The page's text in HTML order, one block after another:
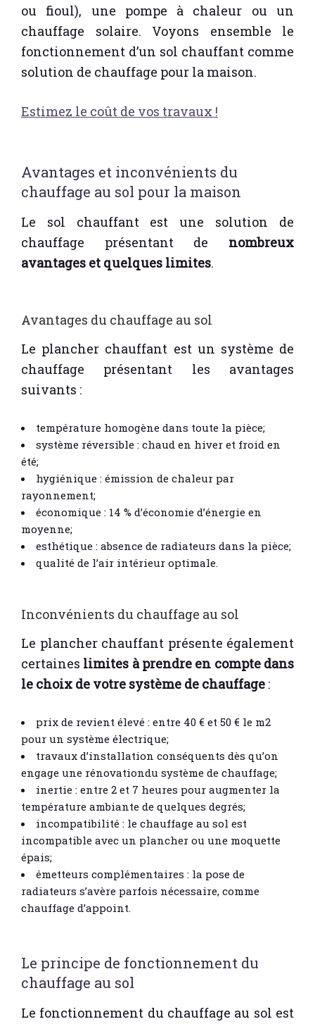
ou fioul), une pompe à chaleur ou un
chauffage solaire. Voyons ensemble le
fonctionnement d’un sol chauffant comme
solution de chauffage pour la maison.
Estimez le coût de vos travaux !
Avantages et inconvénients du
chauffage au sol pour la maison
Le sol chauffant est une solution de
chauffage présentant de nombreux
avantages et quelques limites.
Avantages du chauffage au sol
Le plancher chauffant est un système de
chauffage présentant les avantages
suivants :
température homogène dans toute la pièce;
système réversible : chaud en hiver et froid en
été;
hygiénique : émission de chaleur par
rayonnement;
économique : 14 % d’économie d’énergie en
moyenne;
esthétique : absence de radiateurs dans la pièce;
qualité de l’air intérieur optimale.
Inconvénients du chauffage au sol
Le plancher chauffant présente également
certaines limites à prendre en compte dans
le choix de votre système de chauffage :
prix de revient élevé : entre 40 € et 50 € le m2
pour un système électrique;
travaux d’installation conséquents dès qu’on
engage une rénovationdu système de chauffage;
inertie : entre 2 et 7 heures pour augmenter la
température ambiante de quelques degrés;
incompatibilité : le chauffage au sol est
incompatible avec un plancher ou une moquette
épais;
émetteurs complémentaires : la pose de
radiateurs s’avère parfois nécessaire, comme
chauffage d’appoint.
Le principe de fonctionnement du
chauffage au sol
Le fonctionnement du chauffage au sol est